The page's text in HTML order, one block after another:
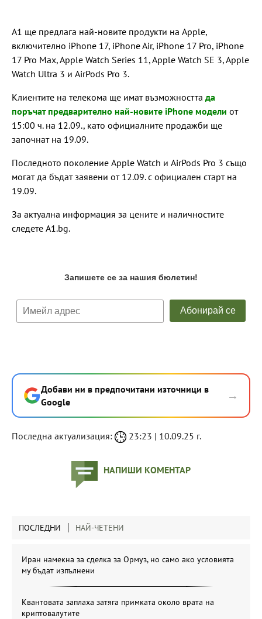
А1 ще предлага най-новите продукти на Apple,
включително iPhone 17, iPhone Air, iPhone 17 Pro, iPhone
17 Pro Max, Apple Watch Series 11, Apple Watch SE 3, Apple
Watch Ultra 3 и AirPods Pro 3.
Клиентите на телекома ще имат възможността да
поръчат предварително най-новите iPhone модели от
15:00 ч. на 12.09., като официалните продажби ще
започнат на 19.09.
Последното поколение Apple Watch и AirPods Pro 3 също
могат да бъдат заявени от 12.09. с официален старт на
19.09.
За актуална информация за цените и наличностите
следете A1.bg.
Добави ни в предпочитани източници в
Google
→
Последна актуализация: 23:23 | 10.09.25 г.
НАПИШИ КОМЕНТАР
ПОСЛЕДНИ НАЙ-ЧЕТЕНИ
Иран намекна за сделка за Ормуз, но само ако условията
му бъдат изпълнени
Квантовата заплаха затяга примката около врата на
криптовалутите